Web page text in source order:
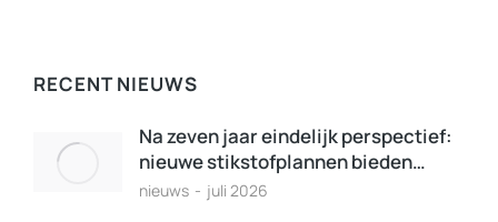
RECENT NIEUWS
Na zeven jaar eindelijk perspectief:
nieuwe stikstofplannen bieden…
nieuws juli 2026